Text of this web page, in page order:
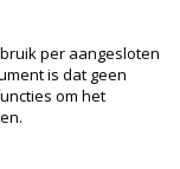
per aangesloten
is dat geen
om het